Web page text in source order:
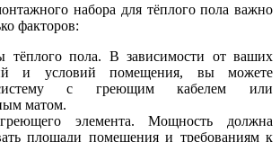
набора для тёплого пола важно
факторов:
тёплого пола. В зависимости от ваших
и условий помещения, вы можете
с греющим кабелем или
матом.
элемента. Мощность должна
площади помещения и требованиям к